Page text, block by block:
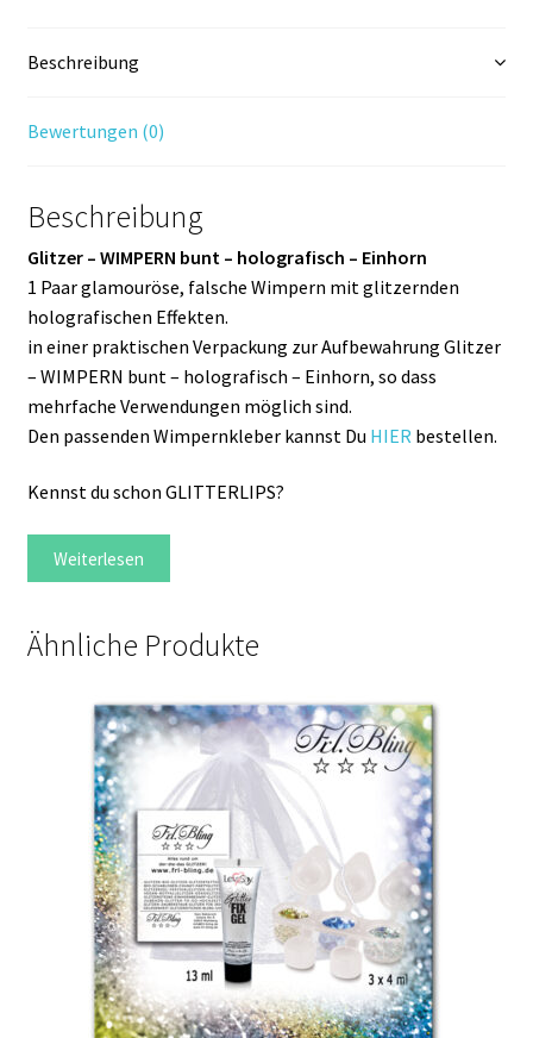
Menge
Beschreibung
Bewertungen (0)
Beschreibung
Glitzer – WIMPERN bunt – holografisch – Einhorn
1 Paar glamouröse, falsche Wimpern mit glitzernden
holografischen Effekten.
in einer praktischen Verpackung zur Aufbewahrung Glitzer
– WIMPERN bunt – holografisch – Einhorn, so dass
mehrfache Verwendungen möglich sind.
Den passenden Wimpernkleber kannst Du HIER bestellen.
Kennst du schon GLITTERLIPS?
Weiterlesen
Ähnliche Produkte